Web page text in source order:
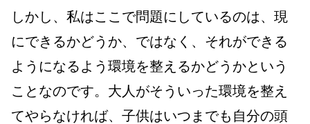
しかし、私はここで問題にしているのは、現
にできるかどうか、ではなく、それができる
ようになるよう環境を整えるかどうかという
ことなのです。大人 がそういった環境を整え
てやらなければ、子供はいつまでも自分の頭